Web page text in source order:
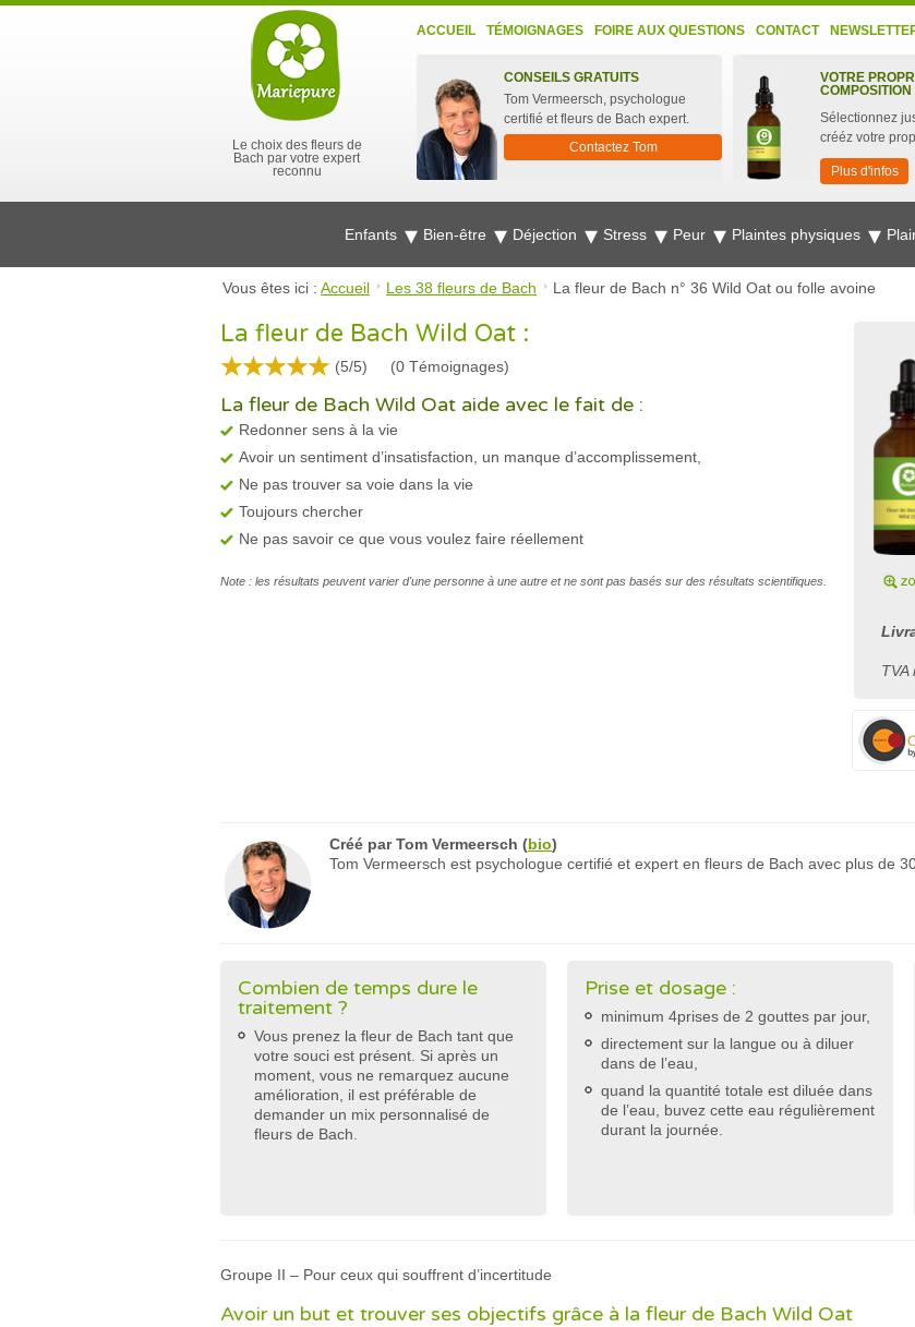
Le choix des fleurs de
Bach par votre expert
reconnu
ACCUEIL TÉMOIGNAGES FOIRE AUX QUESTIONS CONTACT
CONSEILS GRATUITS
Tom Vermeersch, psychologue
certifié et fleurs de Bach expert.
Contactez Tom
VOTRE
COMPOSITION
Sélectionnez
crééz votre
Plus d'infos
Enfants Bien-être Déjection Stress Peur Plaintes physiques
Vous êtes ici : Accueil Les 38 fleurs de Bach La fleur de Bach n° 36 Wild Oat ou folle avoine
La fleur de Bach Wild Oat :
(5/5) (0 Témoignages)
La fleur de Bach Wild Oat aide avec le fait de :
Redonner sens à la vie
Avoir un sentiment d’insatisfaction, un manque d’accomplissement,
Ne pas trouver sa voie dans la vie
Toujours chercher
Ne pas savoir ce que vous voulez faire réellement
Note : les résultats peuvent varier d'une personne à une autre et ne sont pas basés sur des résultats scientifiques.
TVA
Créé parTom Vermeersch (bio)
Tom Vermeersch est psychologue certifié et expert en fleurs de Bach avec plus de
Combien de temps dure le
traitement ?
Vous prenez la fleur de Bach tant que
votre souci est présent. Si après un
moment, vous ne remarquez aucune
amélioration, il est préférable de
demander un mix personnalisé de
fleurs de Bach.
Prise et dosage :
minimum 4prises de 2 gouttes par jour,
directement sur la langue ou à diluer
dans de l’eau,
quand la quantité totale est diluée dans
de l’eau, buvez cette eau régulièrement
durant la journée.
Groupe II – Pour ceux qui souffrent d’incertitude
Avoir un but et trouver ses objectifs grâce à la fleur de Bach Wild Oat